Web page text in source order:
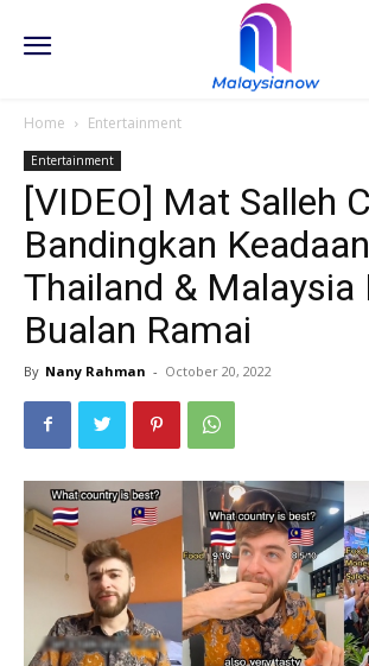
Home Entertainment
Entertainment
[VIDEO] Mat Salleh
Bandingkan
Thailand & Malaysia
Bualan Ramai
By Nany Rahman - October 20, 2022